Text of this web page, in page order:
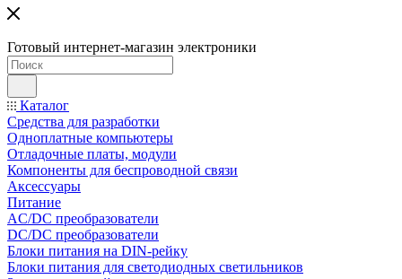
Готовый интернет-магазин электроники
Каталог
Средства для разработки
Одноплатные компьютеры
Отладочные платы, модули
Компоненты для беспроводной связи
Аксессуары
Питание
AC/DC преобразователи
DC/DC преобразователи
Блоки питания на DIN-рейку
Блоки питания для светодиодных светильников